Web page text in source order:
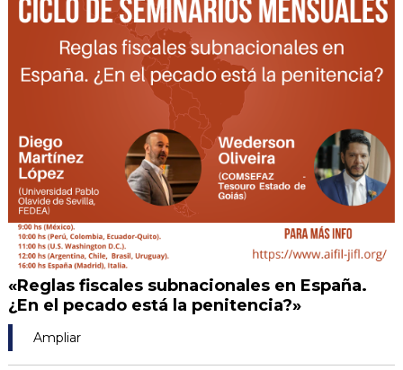
«Reglas fiscales subnacionales en España.
¿En el pecado está la penitencia?»
Ampliar